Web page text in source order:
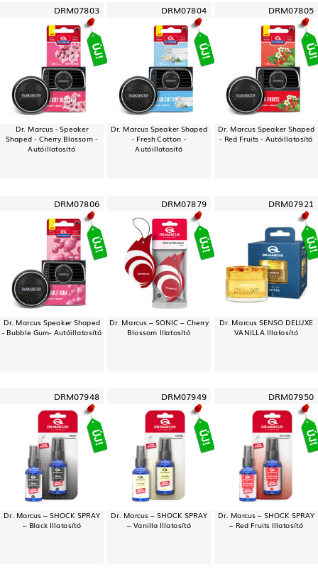
DRM07803
Dr. Marcus - Speaker
Shaped - Cherry Blossom -
Autóillatosító
DRM07804
Dr. Marcus Speaker Shaped
- Fresh Cotton -
Autóillatosító
DRM07805
Dr. Marcus Speaker Shaped
- Red Fruits - Autóillatosító
DRM07806
Dr. Marcus Speaker Shaped
- Bubble Gum- Autóillatosító
DRM07879
Dr. Marcus – SONIC – Cherry
Blossom Illatosító
DRM07921
Dr. Marcus SENSO DELUXE
VANILLA Illatosító
DRM07948
Dr. Marcus – SHOCK SPRAY
– Black Illatosító
DRM07949
Dr. Marcus – SHOCK SPRAY
– Vanilla Illatosító
DRM07950
Dr. Marcus – SHOCK SPRAY
– Red Fruits Illatosító